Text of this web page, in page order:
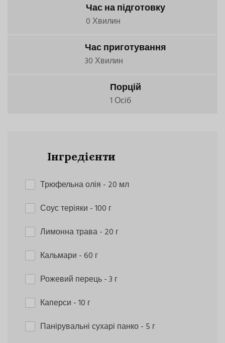
Час на підготовку
0 Хвилин
Час приготування
30 Хвилин
Порцій
1 Осіб
Інгредієнти
Трюфельна олія - 20 мл
Соус теріяки - 100 г
Лимонна трава- 20 г
Кальмари - 60 г
Рожевий перець- 3 г
Каперси - 10 г
Панірувальні сухарі панко- 5 г